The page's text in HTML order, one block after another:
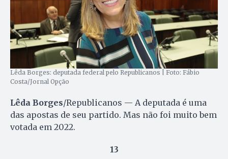
Lêda Borges: deputada federal pelo Republicanos | Foto: Fábio
Costa/Jornal Opção
Lêda Borges/Republicanos — A deputada é uma
das apostas de seu partido. Mas não foi muito bem
votada em 2022.
13